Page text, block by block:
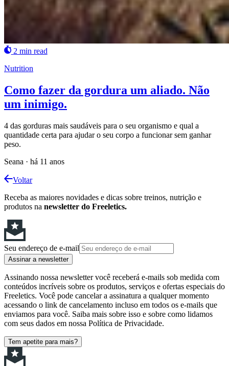
2 min read
Nutrition
Como fazer da gordura um aliado. Não
um inimigo.
4 das gorduras mais saudáveis para o seu organismo e qual a
quantidade certa para ajudar o seu corpo a funcionar sem ganhar
peso.
Seana · há 11 anos
Voltar
Receba as maiores novidades e dicas sobre treinos, nutrição e
produtos na newsletter do Freeletics.
Seu endereço de e-mail
Assinar a newsletter
Assinando nossa newsletter você receberá e-mails sob medida com
conteúdos incríveis sobre os produtos, serviços e ofertas especiais do
Freeletics. Você pode cancelar a assinatura a qualquer momento
acessando o link de cancelamento incluso em todos os e-mails que
enviamos para você. Saiba mais sobre isso e sobre como lidamos
com seus dados em nossa Política de Privacidade.
Tem apetite para mais?